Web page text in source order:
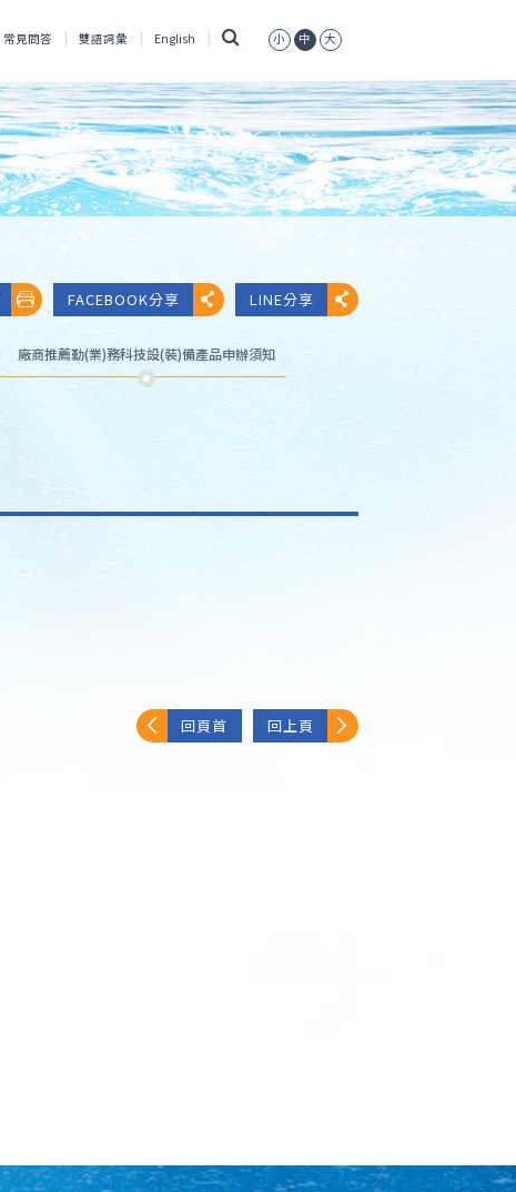
常見問答 雙語詞彙 English 小 中 大
FACEBOOK分享 LINE分享
廠商推薦勤(業)務科技設(裝)備產品申辦須知
回頁首 回上頁